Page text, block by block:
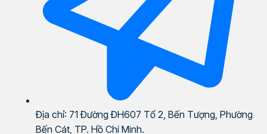
Địa chỉ: 71 Đường ĐH607 Tổ 2, Bến Tượng, Phường
Bến Cát, TP. Hồ Chí Minh.